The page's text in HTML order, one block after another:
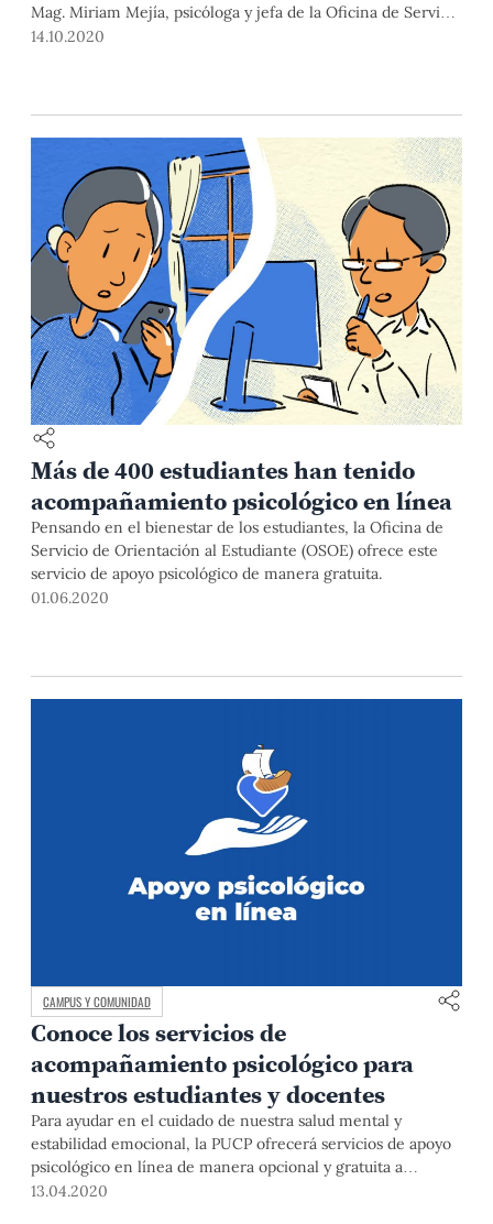
Mag. Miriam Mejía, psicóloga y jefa de la Oficina de Servicio
de Orientación al Estudiante (OSOE), te da valiosos consejos
14.10.2020
Más de 400 estudiantes han tenido
acompañamiento psicológico en línea
Pensando en el bienestar de los estudiantes, la Oficina de
Servicio de Orientación al Estudiante (OSOE) ofrece este
servicio de apoyo psicológico de manera gratuita.
01.06.2020
CAMPUS Y COMUNIDAD
Conoce los servicios de
acompañamiento psicológico para
Para ayudar en el cuidado de nuestra salud mental y
estabilidad emocional, la PUCP ofrecerá servicios de apoyo
psicológico en línea de manera opcional y gratuita a
estudiantes, docentes y predocentes.
13.04.2020